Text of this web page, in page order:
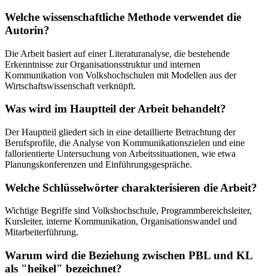
Welche wissenschaftliche Methode verwendet die
Autorin?
Die Arbeit basiert auf einer Literaturanalyse, die bestehende
Erkenntnisse zur Organisationsstruktur und internen
Kommunikation von Volkshochschulen mit Modellen aus der
Wirtschaftswissenschaft verknüpft.
Was wird im Hauptteil der Arbeit behandelt?
Der Hauptteil gliedert sich in eine detaillierte Betrachtung der
Berufsprofile, die Analyse von Kommunikationszielen und eine
fallorientierte Untersuchung von Arbeitssituationen, wie etwa
Planungskonferenzen und Einführungsgespräche.
Welche Schlüsselwörter charakterisieren die Arbeit?
Wichtige Begriffe sind Volkshochschule, Programmbereichsleiter,
Kursleiter, interne Kommunikation, Organisationswandel und
Mitarbeiterführung.
Warum wird die Beziehung zwischen PBL und KL
als "heikel" bezeichnet?